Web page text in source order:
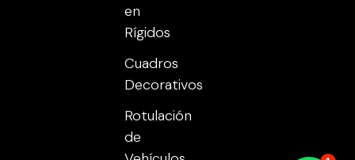
en
Rígidos
Cuadros
Decorativos
Rotulación
de